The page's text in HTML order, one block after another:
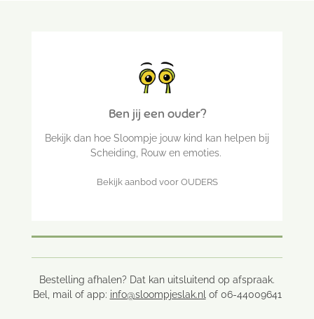
Ben jij een ouder?
Bekijk dan hoe Sloompje jouw kind kan helpen bij
Scheiding, Rouw en emoties.
Bekijk aanbod voor OUDERS
Bestelling afhalen? Dat kan uitsluitend op afspraak.
Bel, mail of app: info@sloompjeslak.nlof 06-44009641